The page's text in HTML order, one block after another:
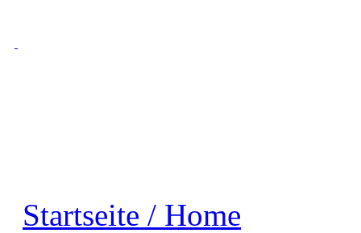
Startseite / Home